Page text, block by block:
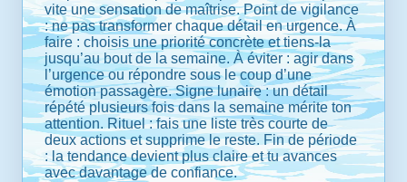
vite une sensation de maîtrise. Point de vigilance
: ne pas transformer chaque détail en urgence. À
faire : choisis une priorité concrète et tiens-la
jusqu’au bout de la semaine. À éviter : agir dans
l’urgence ou répondre sous le coup d’une
émotion passagère. Signe lunaire : un détail
répété plusieurs fois dans la semaine mérite ton
attention. Rituel : fais une liste très courte de
deux actions et supprime le reste. Fin de période
: la tendance devient plus claire et tu avances
avec davantage de confiance.